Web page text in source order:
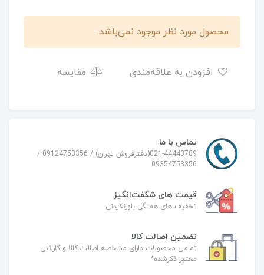
محصول مورد نظر موجود نمی‌باشد.
مقایسه
تماس با ما
021-44443789(دفترفروش تهران) / 09124753356 /
09354753356
قیمت های شگفت‌انگیز
تخفیف های هفتگی باورنکردنی
تضمین اصالت کالا
تمامی محصولات دارای مشخصه اصالت کالا و گارانتی
معتبر ذکرشده*